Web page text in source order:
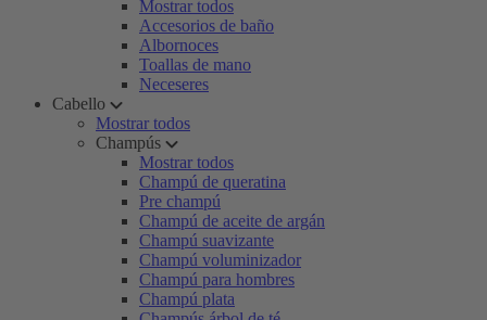
Mostrar todos
Accesorios de baño
Albornoces
Toallas de mano
Neceseres
Cabello
Mostrar todos
Champús
Mostrar todos
Champú de queratina
Pre champú
Champú de aceite de argán
Champú suavizante
Champú voluminizador
Champú para hombres
Champú plata